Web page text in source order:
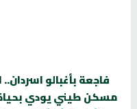
فاجعة بأغبالو اسردان..
مسكن طيني يودي